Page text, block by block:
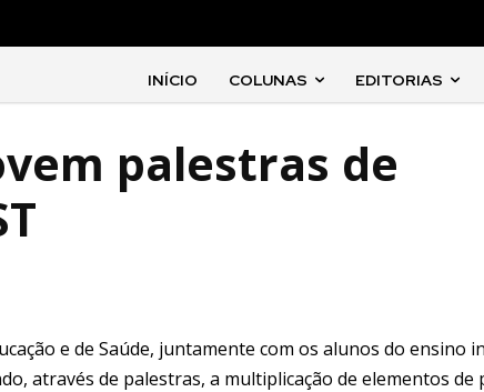
INÍCIO COLUNAS EDITORIAS
palestras de
e de Saúde, juntamente com os alunos do ensino
através de palestras, a multiplicação de elementos de